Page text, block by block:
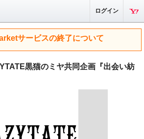
ログイン
サービスの終了について
黒猫のミヤ共同企画『出会い紡